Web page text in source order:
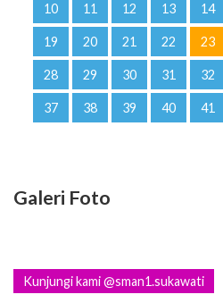
10 11 12 13 14
19 20 21 22 23
28 29 30 31 32
37 38 39 40 41
Galeri Foto
Kunjungi kami @sman1.sukawati